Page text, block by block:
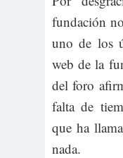
fundación
uno de los
web de la
del foro
falta de
que ha
nada.